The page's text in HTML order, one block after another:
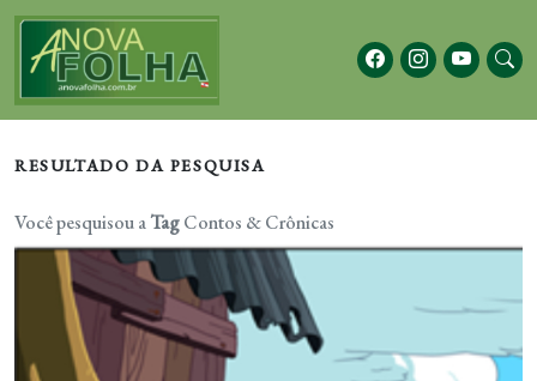
RESULTADO DA PESQUISA
Você pesquisou aTagContos & Crônicas